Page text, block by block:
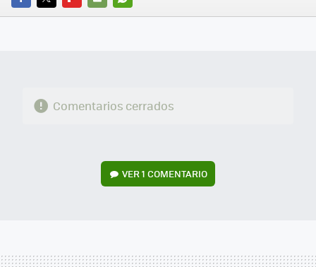
FACEBOOK
TWITTERFLIPBOARD
E-
WHATSAPP
Comentarios cerrados
VER1 COMENTARIO